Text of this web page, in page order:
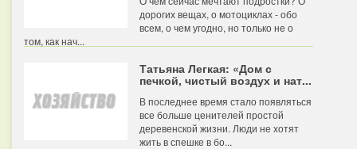
дорогих вещах, о мотоциклах - обо
всем, о чем угодно, но только не о
том, как нач...
Татьяна Легкая: «Дом с
печкой, чистый воздух и нат...
В последнее время стало появляться
все больше ценителей простой
деревенской жизни. Люди не хотят
жить в спешке в бо...